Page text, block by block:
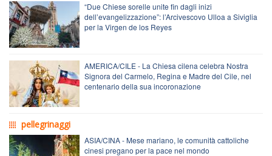
“Due Chiese sorelle unite fin dagli inizi
dell’evangelizzazione”: l’Arcivescovo Ulloa a Siviglia
per la Virgen de los Reyes
AMERICA/CILE - La Chiesa cilena celebra Nostra
Signora del Carmelo, Regina e Madre del Cile, nel
centenario della sua incoronazione
pellegrinaggi
ASIA/CINA - Mese mariano, le comunità cattoliche
cinesi pregano per la pace nel mondo